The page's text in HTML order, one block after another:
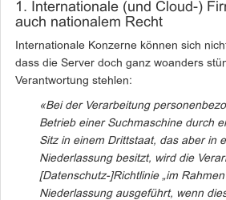
1. Internationale (und Cloud-)
auch nationalem Recht
Internationale Konzerne können sich
dass die Server doch ganz woanders
Verantwortung stehlen:
«Bei der Verarbeitung
Betrieb einer Suchmaschine durch
Sitz in einem Drittstaat, das aber in
Niederlassung besitzt, wird die
[Datenschutz-]Richtlinie „im
Niederlassung ausgeführt, wenn